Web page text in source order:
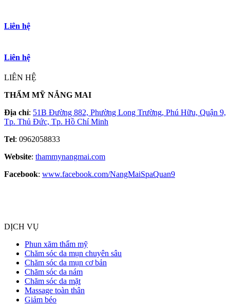
Liên hệ
Liên hệ
LIÊN HỆ
THẨM MỸ NẮNG MAI
Địa chỉ: 51B Đường 882, Phường Long Trường, Phú Hữu, Quận 9,
Tp. Thủ Đức, Tp. Hồ Chí Minh
Tel: 0962058833
Website: thammynangmai.com
Facebook: www.facebook.com/NangMaiSpaQuan9
DỊCH VỤ
Phun xăm thẩm mỹ
Chăm sóc da mụn chuyên sâu
Chăm sóc da mụn cơ bản
Chăm sóc da nám
Chăm sóc da mặt
Massage toàn thân
Giảm béo